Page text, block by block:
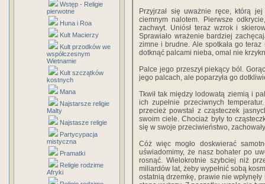
Wstęp - Religie
pierwotne
Huna i Roa
Kult Macierzy
Kult przodków we
współczesnym
Wietnamie
Kult szczątków
kostnych
Mana
Najstarsze religie
Malty
Najstasze religie
Partycypacja
mistyczna
Pramatki
Religie rodzime
Afryki
Przyjrzał się uważnie ręce, którą
ciemnym nalotem. Pierwsze
zachwyt. Uniósł teraz wzrok i
Sprawiało wrażenie bardziej
zimne i brudne. Ale spotkała go
dotknąć palcami nieba, omal nie
Palce jego przeszył piekący ból.
jego palcach, ale poparzyła go
Tkwił tak między lodowatą ziemią i
ich zupełnie przeciwnych
przecież powstał z cząsteczek
swoim ciele. Chociaż były to
się w swoje przeciwieństwo,
Cóż więc mogło doskwierać
uświadomimy, że nasz bohater po
rosnąć. Wielokrotnie szybciej niż
miliardów lat, żeby wypełnić sobą
ostatnią drzemkę, prawie nie